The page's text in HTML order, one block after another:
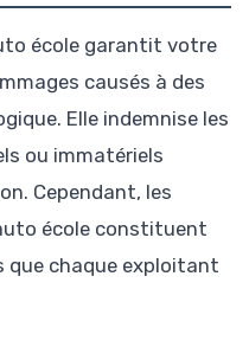
école garantit votre
causés à des
Elle indemnise les
ou immatériels
Cependant, les
école constituent
chaque exploitant